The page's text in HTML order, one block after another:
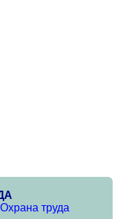
Охрана труда